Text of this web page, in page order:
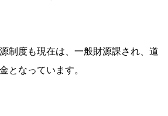
制度も現在は、一般財源課され、道
となっています。